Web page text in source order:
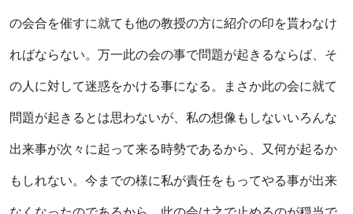
の会合を催すに就ても他の教授の方に紹介の印を貰わなけ
ればならない。万一此の会の事で問題が起きるならば、そ
の人に対して迷惑をかける事になる。まさか此の会に就て
問題が起きるとは思わないが、私の想像もしないいろんな
出来事が次々に起って来る時勢であるから、又何が起るか
もしれない。今までの様に私が責任をもってやる事が出来